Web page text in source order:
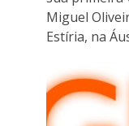
Miguel
Estíria, na